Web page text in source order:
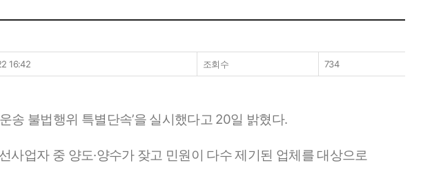
16:42 조회수 734
송 불법행위 특별단속’을 실시했다고 20일 밝혔다.
업자 중 양도·양수가 잦고 민원이 다수 제기된 업체를 대상으로